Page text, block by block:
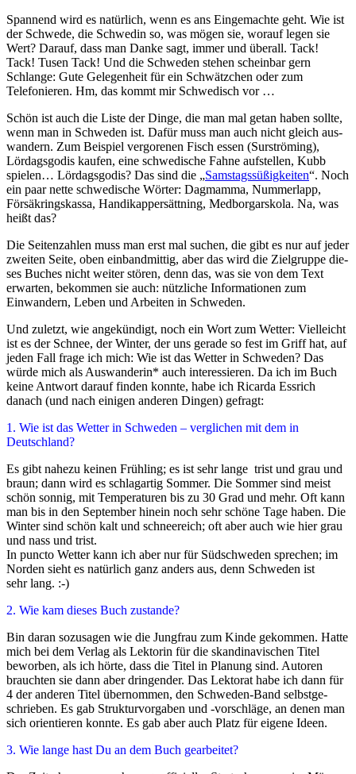
Spannend wird es natür­lich, wenn es ans Eingemachte geht. Wie ist
der Schwede, die Schwedin so, was mögen sie, wor­auf legen sie
Wert? Darauf, dass man Danke sagt, immer und über­all. Tack!
Tack! Tusen Tack! Und die Schweden ste­hen schein­bar gern
Schlange: Gute Gelegenheit für ein Schwätzchen oder zum
Telefonieren. Hm, das kommt mir Schwedisch vor …
Schön ist auch die Liste der Dinge, die man mal getan haben soll­te,
wenn man in Schweden ist. Dafür muss man auch nicht gleich aus­
wan­dern. Zum Beispiel ver­go­re­nen Fisch essen (Surströming),
Lördagsgodis kau­fen, eine schwe­di­sche Fahne auf­stel­len, Kubb
spie­len… Lördagsgodis? Das sind die „Samstagssüßigkeiten“. Noch
ein paar net­te schwe­di­sche Wörter: Dagmamma, Nummerlapp,
Försäkringskassa, Handikappersättning, Medborgarskola. Na, was
heißt das?
Die Seitenzahlen muss man erst mal suchen, die gibt es nur auf jeder
zwei­ten Seite, oben ein­band­mit­tig, aber das wird die Zielgruppe die­
ses Buches nicht wei­ter stö­ren, denn das, was sie von dem Text
erwar­ten, bekom­men sie auch: nütz­li­che Informationen zum
Einwandern, Leben und Arbeiten in Schweden.
Und zuletzt, wie ange­kün­digt, noch ein Wort zum Wetter: Vielleicht
ist es der Schnee, der Winter, der uns gera­de so fest im Griff hat, auf
jeden Fall fra­ge ich mich: Wie ist das Wetter in Schweden? Das
wür­de mich als Auswanderin* auch inter­es­sie­ren. Da ich im Buch
kei­ne Antwort dar­auf fin­den konn­te, habe ich Ricarda Essrich
danach (und nach eini­gen ande­ren Dingen) gefragt:
1. Wie ist das Wetter in Schweden – ver­gli­chen mit dem in
Deutschland?
Es gibt nahe­zu kei­nen Frühling; es ist sehr lan­ge trist und grau und
braun; dann wird es schlag­ar­tig Sommer. Die Sommer sind meist
schön son­nig, mit Temperaturen bis zu 30 Grad und mehr. Oft kann
man bis in den September hin­ein noch sehr schö­ne Tage haben. Die
Winter sind schön kalt und schnee­reich; oft aber auch wie hier grau
und nass und trist.
In punc­to Wetter kann ich aber nur für Südschweden spre­chen; im
Norden sieht es natür­lich ganz anders aus, denn Schweden ist
sehr lang. :-)
2. Wie kam die­ses Buch zustande?
Bin dar­an sozu­sa­gen wie die Jungfrau zum Kinde gekom­men. Hatte
mich bei dem Verlag als Lektorin für die skan­di­na­vi­schen Titel
bewor­ben, als ich hör­te, dass die Titel in Planung sind. Autoren
brauch­ten sie dann aber drin­gen­der. Das Lektorat habe ich dann für
4 der ande­ren Titel über­nom­men, den Schweden-Band selbst­ge­
schrie­ben. Es gab Strukturvorgaben und ‑vor­schlä­ge, an denen man
sich ori­en­tie­ren konn­te. Es gab aber auch Platz für eige­ne Ideen.
3. Wie lan­ge hast Du an dem Buch gearbeitet?